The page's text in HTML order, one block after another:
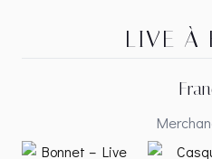
LIVE À